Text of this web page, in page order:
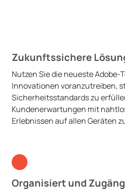
Zukunftssichere
Nutzen Sie die neueste Adobe-
Innovationen voranzutreiben,
Sicherheitsstandards zu
Kundenerwartungen mit
Erlebnissen auf allen Geräten
Organisiert und